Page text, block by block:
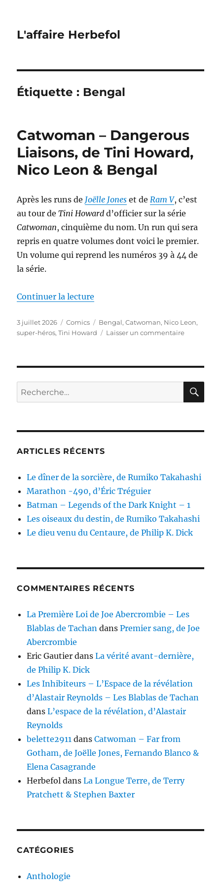
L'affaire Herbefol
Étiquette : Bengal
Catwoman – Dangerous
Liaisons, de Tini Howard,
Nico Leon & Bengal
Après les runs de Joëlle Jones et deRam V, c’est
au tour deTini Howard d’officier sur la série
Catwoman, cinquième du nom. Un run qui sera
repris en quatre volumes dont voici le premier.
Un volume qui reprend les numéros 39 à 44 de
la série.
Continuer la lecture
Publié
le
3 juillet 2026 Catégories
Comics Étiquettes
Bengal,Catwoman, Nico Leon,
super-héros,Tini Howard Laisser un commentairesur
de
Tini
Howard,
Recherche
pour :
ARTICLES RÉCENTS
Le dîner de la sorcière, de Rumiko Takahashi
Marathon -490, d’Éric Tréguier
Batman – Legends of the Dark Knight – 1
Les oiseaux du destin, de Rumiko Takahashi
Le dieu venu du Centaure, de Philip K. Dick
COMMENTAIRES RÉCENTS
La Première Loi de Joe Abercrombie – Les
Blablas de Tachan dansPremier sang, de Joe
Abercrombie
Eric Gautier dansLa vérité avant-dernière,
de Philip K. Dick
Les Inhibiteurs – L’Espace de la révélation
d’Alastair Reynolds – Les Blablas de Tachan
dansL’espace de la révélation, d’Alastair
Reynolds
belette2911 dansCatwoman – Far from
Gotham, de Joëlle Jones, Fernando Blanco &
Elena Casagrande
Herbefol dansLa Longue Terre, de Terry
Pratchett & Stephen Baxter
CATÉGORIES
Anthologie